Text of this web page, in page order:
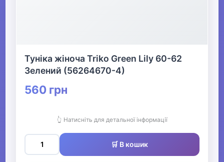
Туніка жіноча Triko Green Lily 60-62
Зелений (56264670-4)
560 грн
👆 Натисніть для детальної інформації
🛒 В кошик